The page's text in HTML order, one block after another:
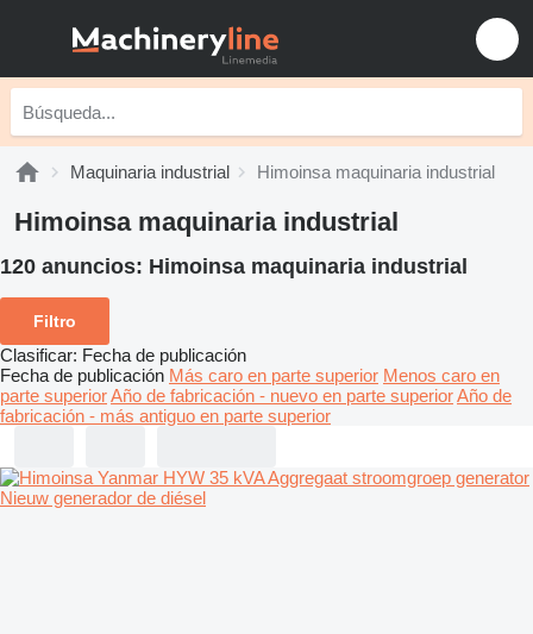
Maquinaria industrial Himoinsa maquinaria industrial
Himoinsa maquinaria industrial
120 anuncios: Himoinsa maquinaria industrial
Filtro
Clasificar: Fecha de publicación
Fecha de publicación Más caro en parte superior Menos caro en
parte superiorAño de fabricación - nuevo en parte superiorAño de
fabricación - más antiguo en parte superior